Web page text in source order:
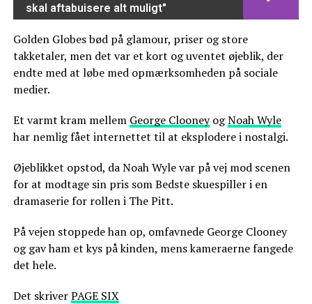
skal aftabuisere alt muligt"
Golden Globes bød på glamour, priser og store
takketaler, men det var et kort og uventet øjeblik, der
endte med at løbe med opmærksomheden på sociale
medier.
Et varmt kram mellem George ClooneyogNoah Wyle
har nemlig fået internettet til at eksplodere i nostalgi.
Øjeblikket opstod, da Noah Wyle var på vej mod scenen
for at modtage sin pris som Bedste skuespiller i en
dramaserie for rollen i The Pitt.
På vejen stoppede han op, omfavnede George Clooney
og gav ham et kys på kinden, mens kameraerne fangede
det hele.
Det skriverPAGE SIX